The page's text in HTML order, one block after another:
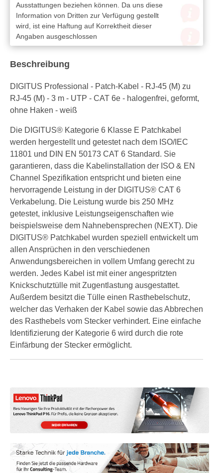
Ausstattungen beziehen können. Da uns diese
Information von Dritten zur Verfügung gestellt
wird, ist eine Haftung auf Korrektheit dieser
Angaben ausgeschlossen
Beschreibung
DIGITUS Professional - Patch-Kabel - RJ-45 (M) zu
RJ-45 (M) - 3 m - UTP - CAT 6e - halogenfrei, geformt,
ohne Haken - weiß
Die DIGITUS® Kategorie 6 Klasse E Patchkabel
werden hergestellt und getestet nach dem ISO/IEC
11801 und DIN EN 50173 CAT 6 Standard. Sie
garantieren, dass die Kabelinstallation der ISO & EN
Channel Spezifikation entspricht und bieten eine
hervorragende Leistung in der DIGITUS® CAT 6
Verkabelung. Die Leistung wurde bis 250 MHz
getestet, inklusive Leistungseigenschaften wie
beispielsweise dem Nahnebensprechen (NEXT). Die
DIGITUS® Patchkabel wurden speziell entwickelt um
allen Ansprüchen in den verschiedenen
Anwendungsbereichen in vollem Umfang gerecht zu
werden. Jedes Kabel ist mit einer angespritzten
Knickschutztülle mit Zugentlastung ausgestattet.
Außerdem besitzt die Tülle einen Rasthebelschutz,
welcher das Verhaken der Kabel sowie das Abbrechen
des Rasthebels vom Stecker verhindert. Eine einfache
Identifizierung der Kategorie 6 wird durch die rote
Einfärbung der Stecker ermöglicht.